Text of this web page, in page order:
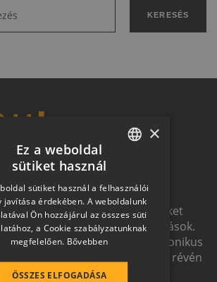
KERESÉS
a
jövőben
és magas esztétikai értéket
szinergiát alkotó megoldások.
köszönhetően a harmonikus
épülő rendszerelemek révén
ölthet formát.
HUNGARIAN
SLOVAK
GERMAN
ROMANIAN
×
Ez a weboldal
sütiket használ
sütiket használ a felhasználói
javítása érdekében. A weboldalunk
Ön hozzájárul az összes süti
a Cookie szabályzatunknak
megfelelően. Bővebben
ÖSSZES ELFOGADÁSA